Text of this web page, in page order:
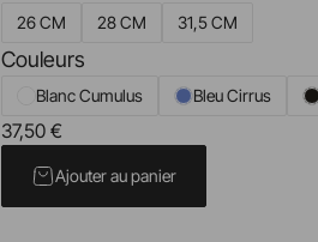
26 CM 28 CM 31,5 CM
Couleurs
Blanc Cumulus Bleu Cirrus
37,50 €
Ajouter au panier